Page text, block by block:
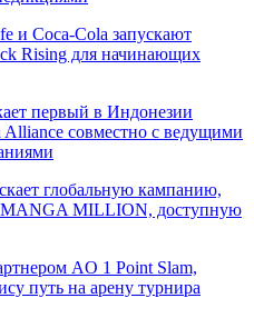
и Coca-Cola запускают
Rising для начинающих
первый в Индонезии
Alliance совместно с ведущими
глобальную кампанию,
MANGA MILLION, доступную
AO 1 Point Slam,
путь на арену турнира